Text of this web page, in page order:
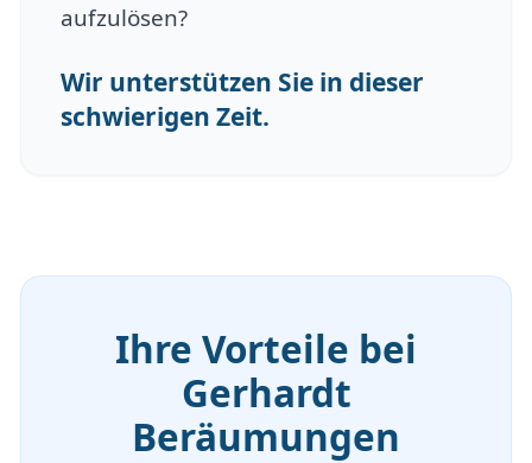
aufzulösen?
Wir unterstützen Sie in dieser
schwierigen Zeit.
Ihre Vorteile bei
Gerhardt
Beräumungen